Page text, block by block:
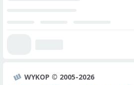
WYKOP © 2005-2026